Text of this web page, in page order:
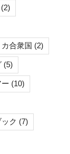
(2)
合衆国 (2)
(5)
(10)
ク (7)